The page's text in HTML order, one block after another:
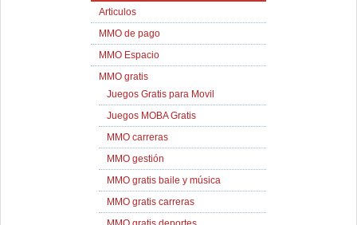
Articulos
MMO de pago
MMO Espacio
MMO gratis
Juegos Gratis para Movil
Juegos MOBA Gratis
MMO carreras
MMO gestión
MMO gratis baile y música
MMO gratis carreras